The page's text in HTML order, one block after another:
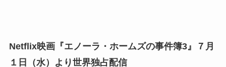
Netflix映画『エノーラ・ホームズの事件簿3』７月
１日（水）より世界独占配信